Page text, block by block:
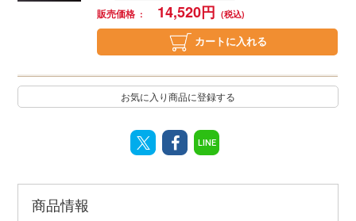
販売価格
14,520円
カートに入れる
お気に入り商品に登録する
LINE
商品情報